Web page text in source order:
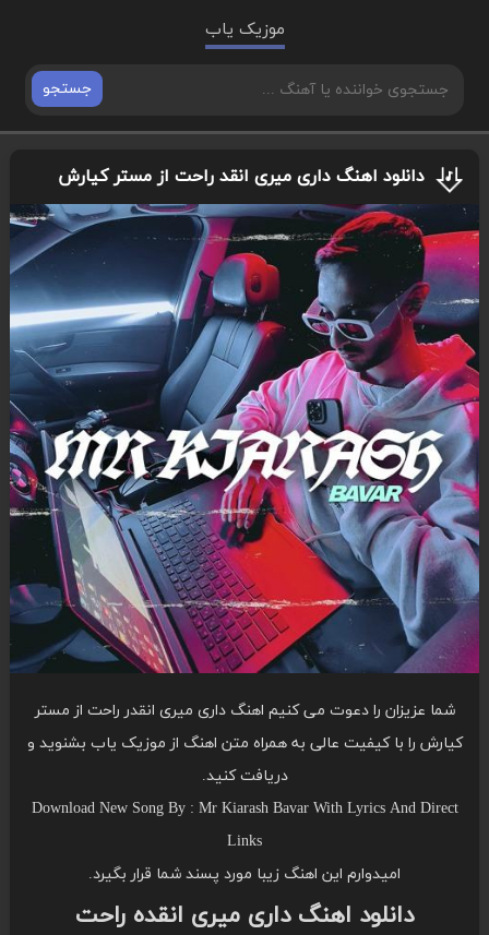
موزیک یاب
جستجو
دانلود اهنگ داری میری انقد راحت از مستر کیارش
شما عزیزان را دعوت می کنیم اهنگ داری میری انقدر راحت از مستر
کیارش را با کیفیت عالی به همراه متن اهنگ از موزیک یاب بشنوید و
دریافت کنید.
Download New Song By : Mr Kiarash Bavar With Lyrics And Direct
Links
امیدوارم این اهنگ زیبا مورد پسند شما قرار بگیرد.
دانلود اهنگ داری میری انقده راحت